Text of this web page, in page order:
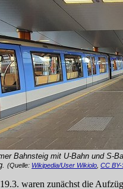
Bahnsteig mit U‑Bahn und
(Quelle: Wikipedia/User Wikiolo CC
waren zunächst die